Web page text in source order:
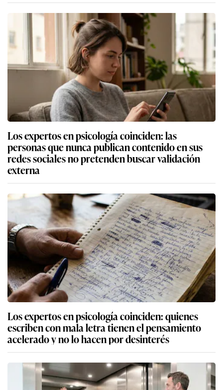
Los expertos en psicología coinciden: las
personas que nunca publican contenido en sus
redes sociales no pretenden buscar validación
externa
Los expertos en psicología coinciden: quienes
escriben con mala letra tienen el pensamiento
acelerado y no lo hacen por desinterés